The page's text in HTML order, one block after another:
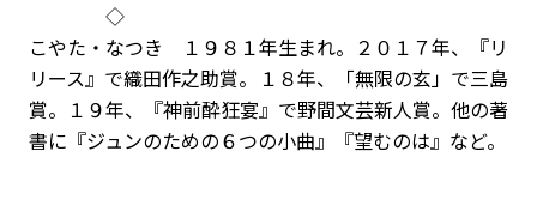
◇
こやた・なつき １９８１年生まれ。２０１７年、『リ
リース』で織田作之助賞。１８年、「無限の玄」で三島
賞。１９年、『神前酔狂宴』で野間文芸新人賞。他の著
書に『ジュンのための６つの小曲』『望むのは』など。